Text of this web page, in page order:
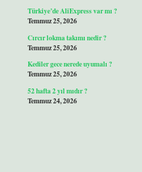
Türkiye’de AliExpress var mı ?
Temmuz 25, 2026
Cırcır lokma takımı nedir ?
Temmuz 25, 2026
Kediler gece nerede uyumalı ?
Temmuz 25, 2026
52 hafta 2 yıl mıdır ?
Temmuz 24, 2026